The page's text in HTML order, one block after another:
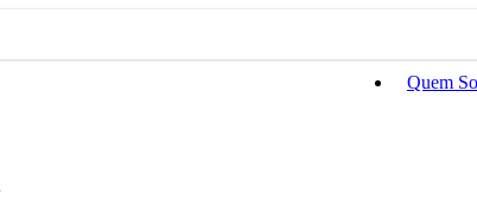
Quem